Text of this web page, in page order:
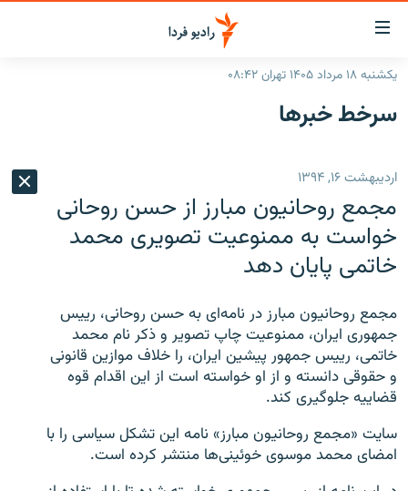
لینک‌های
قابلیت
دسترسی
بازگشت
اصلی
رفتن
صفحه
جستجو
ایران
انتخاب کنید و بشنوید
برنامه‌های رادیویی
پادکست
چندرسانه‌ای
گزارش‌های ویدئویی
English
به ما بپیوندید
یکشنبه ۱۸ مرداد ۱۴۰۵ تهران ۰۸:۴۲
سرخط‌ خبرها
اردیبهشت ۱۶, ۱۳۹۴
مجمع روحانیون مبارز از حسن روحانی
خواست به ممنوعیت تصویری محمد
خاتمی پایان دهد
مجمع روحانيون مبارز در نامه‌ای به حسن روحانی، ریيس
جمهوری ایران، ممنوعیت چاپ تصویر و ذکر نام محمد
خاتمی، رييس جمهور پیشین ايران، را خلاف موازين قانونی
و حقوقی دانسته و از او خواسته است از این اقدام قوه
قضاییه جلوگیری کند.
سایت «مجمع روحانیون مبارز» نامه این تشکل سیاسی را با
امضای محمد موسوی خوئينی‌ها منتشر کرده است.